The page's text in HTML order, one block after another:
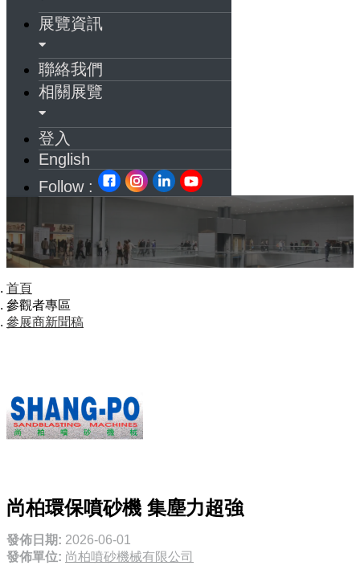
展覽資訊
聯絡我們
相關展覽
登入
English
Follow :
首頁
參觀者專區
參展商新聞稿
尚柏環保噴砂機 集塵力超強
發佈日期: 2026-06-01
發佈單位: 尚柏噴砂機械有限公司